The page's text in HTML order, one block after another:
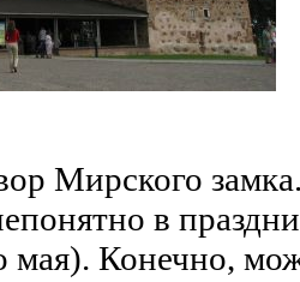
Мирского
в
мая). Конечно,